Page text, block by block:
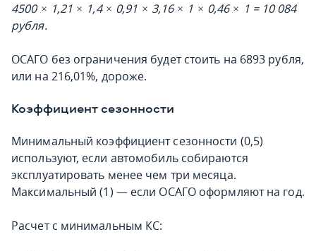
4500 × 1,21 × 1,4 × 0,91 × 3,16 × 1 × 0,46 × 1 = 10 084
рубля.
ОСАГО без ограничения будет стоить на 6893 рубля,
или на 216,01%, дороже.
Коэффициент сезонности
Минимальный коэффициент сезонности (0,5)
используют, если автомобиль собираются
эксплуатировать менее чем три месяца.
Максимальный (1) — если ОСАГО оформляют на год.
Расчет с минимальным КС: